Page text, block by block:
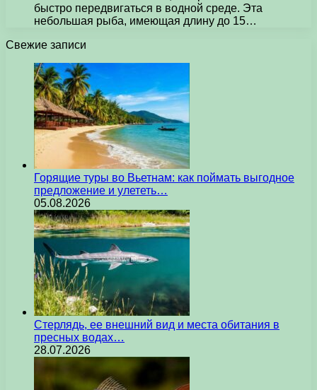
быстро передвигаться в водной среде. Эта
небольшая рыба, имеющая длину до 15…
Свежие записи
Горящие туры во Вьетнам: как поймать выгодное
предложение и улететь…
05.08.2026
Стерлядь, ее внешний вид и места обитания в
пресных водах…
28.07.2026